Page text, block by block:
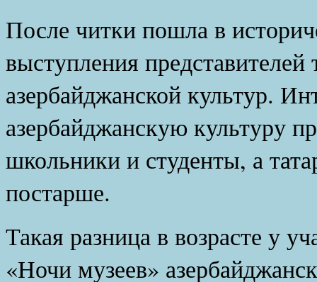
После читки пошла в
выступления
азербайджанской культур.
азербайджанскую культуру
школьники и студенты, а
постарше.
Такая разница в возрасте у
«Ночи музеев»